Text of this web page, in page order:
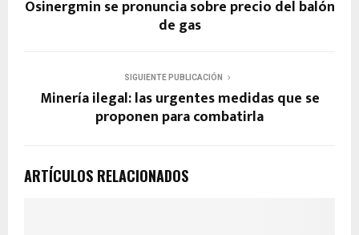
Osinergmin se pronuncia sobre precio del balón
de gas
SIGUIENTE PUBLICACIÓN
Minería ilegal: las urgentes medidas que se
proponen para combatirla
ARTÍCULOS RELACIONADOS